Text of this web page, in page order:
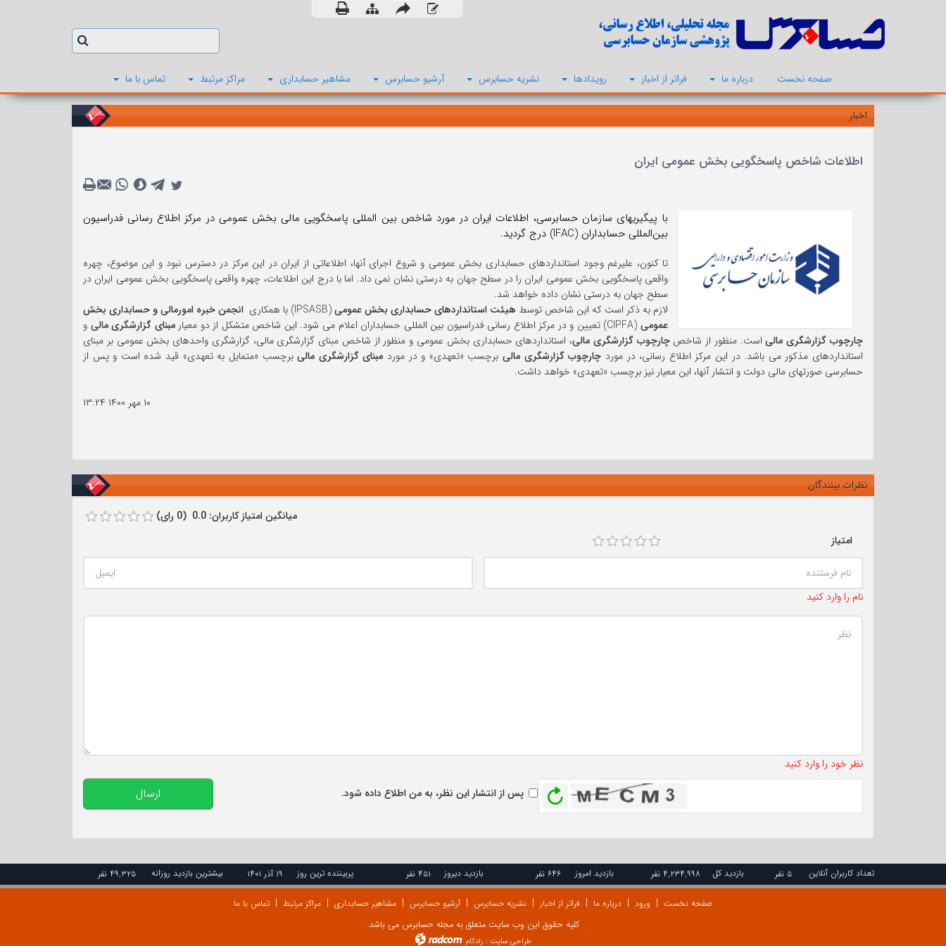
صفحه نخست درباره ما فراتر از اخبار رویدادها نشریه حسابرس آرشیو حسابرس مشاهیر حسابداری مراکز مرتبط تماس با ما
اخبار
اطلاعات شاخص پاسخگویی بخش عمومی ایران
با پیگیریهای سازمان حسابرسی، اطلاعات ایران در مورد شاخص بین المللی پاسخگویی مالی بخش عمومی در مرکز اطلاع رسانی فدراسیون
بین‌المللی حسابداران (IFAC) درج گردید.
تا کنون، علیرغم وجود استانداردهای حسابداری بخش عمومی و شروع اجرای آنها، اطلاعاتی از ایران در این مرکز در دسترس نبود و این موضوع، چهره
واقعی پاسخگویی بخش عمومی ایران را در سطح جهان به درستی نشان نمی داد. اما با درج این اطلاعات، چهره واقعی پاسخگویی بخش عمومی ایران در
سطح جهان به درستی نشان داده خواهد شد.
لازم به ذکر است که این شاخص توسط هیئت استانداردهای حسابداری بخش عمومی(IPSASB) با همکاری
انجمن خبره امورمالی و حسابداری بخش
عمومی(CIPFA) تعیین و در مرکز اطلاع رسانی فدراسیون بین المللی حسابداران اعلام می شود. این شاخص متشکل از دو معیار مبنای گزارشگری مالی و
چارچوب گزارشگری مالیاست. منظور از شاخصچارچوب گزارشگری مالی، استانداردهای حسابداری بخش عمومی و منظور از شاخص مبنای گزارشگری مالی، گزارشگری واحدهای بخش عمومی بر مبنای
استانداردهای مذکور می باشد. در این مرکز اطلاع رسانی، در مورد چارچوب گزارشگری مالیبرچسب «تعهدی» و در مورد مبنای گزارشگری مالیبرچسب «متمایل به تعهدی» قید شده است و پس از
حسابرسی صورتهای مالی دولت و انتشار آنها، این معیار نیز برچسب «تعهدی» خواهد داشت.
۱۰ مهر ۱۴۰۰
۱۳:۲۴
نظرات بینندگان
میانگین امتیاز کاربران: 0.0 (0 رای)
امتیاز
نام را وارد کنید
نظر خود را وارد کنید
بازخوانیپس از انتشار این نظر، به من اطلاع داده شود. ارسال
تعداد کاربران آنلاین ۵ نفر بازدید کل ۴,۲۳۴,۹۹۸ نفر بازدید امروز ۶۴۶ نفر بازدید دیروز ۴۵۱ نفر پربیننده ترین روز ۱۹ آذر ۱۴۰۱ بیشترین بازدید روزانه ۴۹,۳۲۵ نفر
صفحه نخست ورود درباره ما فراتر از اخبار نشریه حسابرس آرشیو حسابرس مشاهیر حسابداری مراکز مرتبط تماس با ما
کلیه حقوق این وب سایت متعلق به مجله حسابرس می باشد.
طراحی سایت : رادکام radcom